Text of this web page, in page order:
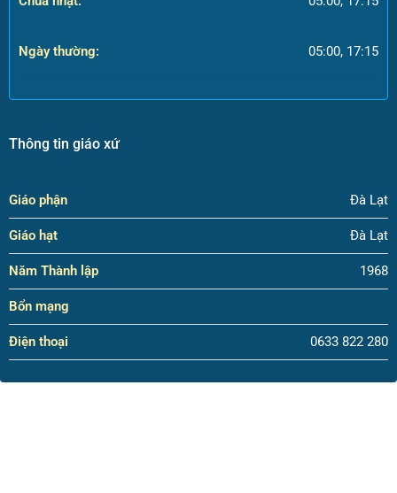
Ngày thường: 05:00, 17:15
Thông tin giáo xứ
Giáo phận Đà Lạt
Giáo hạt Đà Lạt
Năm Thành lập 1968
Bổn mạng
Điện thoại 0633 822 280